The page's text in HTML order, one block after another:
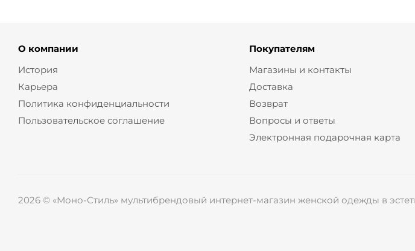
О компании
История
Карьера
Политика конфиденциальности
Пользовательское соглашение
Покупателям
Магазины и контакты
Доставка
Возврат
Вопросы и ответы
Электронная подарочная карта
2026 © «Моно-Стиль» мультибрендовый интернет-магазин женской одежды в